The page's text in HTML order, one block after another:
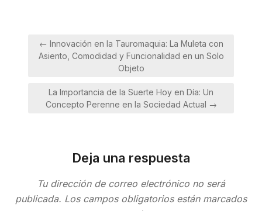
Navegación
← Innovación en la Tauromaquia: La Muleta con
Asiento, Comodidad y Funcionalidad en un Solo
Objeto
La Importancia de la Suerte Hoy en Día: Un
Concepto Perenne en la Sociedad Actual →
Deja una respuesta
Tu dirección de correo electrónico no será
publicada. Los campos obligatorios están marcados